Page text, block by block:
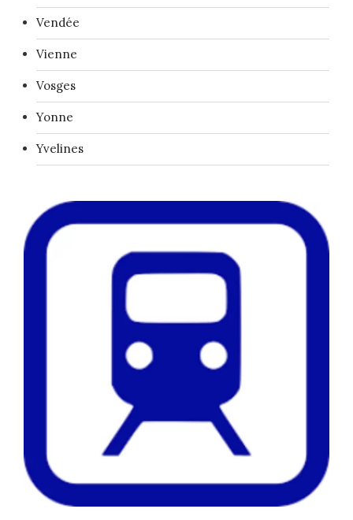
Vendée
Vienne
Vosges
Yonne
Yvelines